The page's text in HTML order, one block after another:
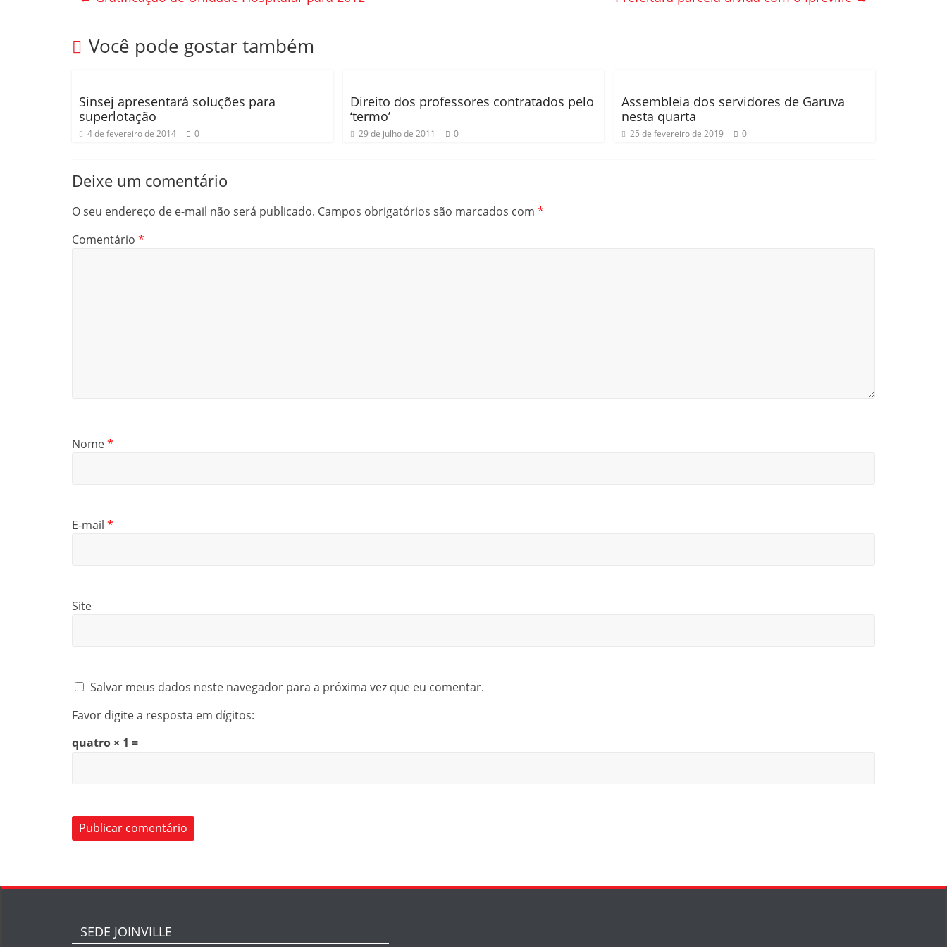
o
o
til
h
Você pode gostar também
Sinsej apresentará soluções para
superlotação
4 de fevereiro de 2014 0
Direito dos professores contratados pelo
‘termo’
29 de julho de 2011 0
Assembleia dos servidores de Garuva
nesta quarta
25 de fevereiro de 2019 0
Deixe um comentário
O seu endereço de e-mail não será publicado. Campos obrigatórios são marcados com *
Comentário *
Nome*
E-mail *
Site
Salvar meus dados neste navegador para a próxima vez que eu comentar.
Favor digite a resposta em dígitos:
quatro × 1 =
SEDE JOINVILLE